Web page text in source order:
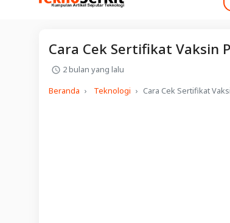
Cara Cek Sertifikat Vaksin
2 bulan yang lalu
Beranda
Teknologi Cara Cek Sertifikat